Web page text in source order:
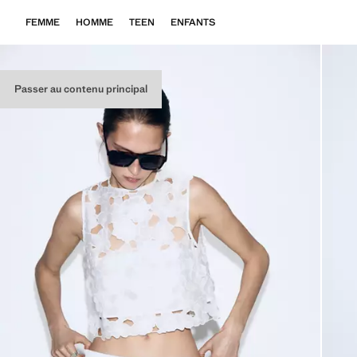
Passer au contenu principal
FEMME HOMME TEEN ENFANTS